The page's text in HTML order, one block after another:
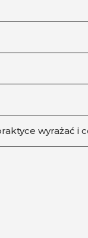
wyrażać i